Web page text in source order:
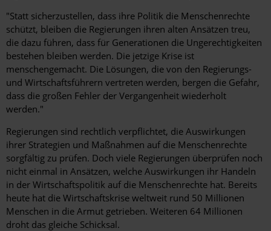
"Statt sicherzustellen, dass ihre Politik die Menschenrechte
schützt, bleiben die Regierungen ihren alten Ansätzen treu,
die dazu führen, dass für Generationen die Ungerechtigkeiten
bestehen bleiben werden. Die jetzige Krise ist
menschengemacht. Die Lösungen, die von den Regierungs-
und Wirtschaftsführern vertreten werden, bergen die Gefahr,
dass die großen Fehler der Vergangenheit wiederholt
werden."
Regierungen sind rechtlich verpflichtet, die Auswirkungen
ihrer Strategien und Maßnahmen auf die Menschenrechte
sorgfältig zu prüfen. Doch viele Regierungen überprüfen noch
nicht einmal in Ansätzen, welche Auswirkungen ihr Handeln
in der Wirtschaftspolitik auf die Menschenrechte hat. Bereits
heute hat die Wirtschaftskrise weltweit rund 50 Millionen
Menschen in die Armut getrieben. Weiteren 64 Millionen
droht das gleiche Schicksal.